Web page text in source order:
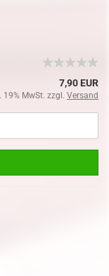
7,90 EUR
19% MwSt. zzgl. Versand